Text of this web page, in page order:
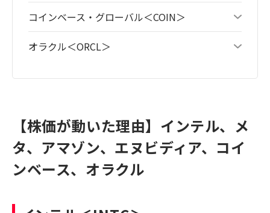
コインベース・グローバル＜COIN＞
オラクル＜ORCL＞
【株価が動いた理由】インテル、メ
タ、アマゾン、エヌビディア、コイ
ンベース、オラクル